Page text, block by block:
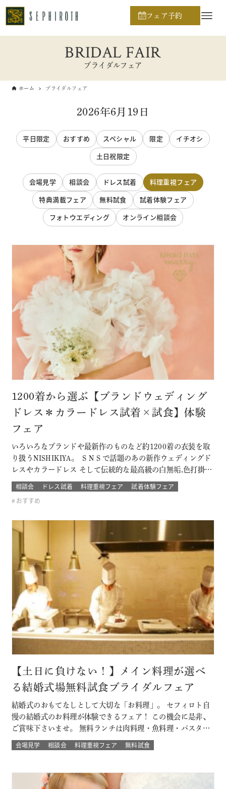
フェア予約
BRIDAL FAIR
ブライダルフェア
ホーム ブライダルフェア
2026年6月19日
平日限定 おすすめ スペシャル 限定
イチオシ
土日祝限定
会場見学 相談会 ドレス試着
料理重視フェア
特典満載フェア
無料試食
試着体験フェア
フォトウエディング
オンライン相談会
1200着から選ぶ【ブランドウェディング
ドレス＊カラードレス試着×試食】体験
フェア
いろいろなブランドや最新作のものなど約1200着の衣装を取
り扱うNISHIKIYA。 ＳＮＳで話題のあの新作ウェディングド
レスやカラードレス そして伝統的な最高級の白無垢,色打掛,本
振袖からブライズメイドの衣裳まで 衣裳のラインナップは品
質や数どちらとも県内でもトップレベル プロのドレスコーデ
ィネーターと打ち合わせをして結婚式当日の「運命の一着」
相談会 ドレス試着 料理重視フェア
試着体験フェア
おすすめ
【土日に負けない！】メイン料理が選べ
る結婚式場無料試食ブライダルフェア
結婚式のおもてなしとして大切な「お料理」。 セフィロト自
慢の結婚式のお料理が体験できるフェア！ この機会に是非、
ご賞味下さいませ。 無料ランチは肉料理・魚料理・パスタか
らお選び頂けます。 平日開催なので土日とは違ってゆっくり
人気の結婚式演出体験や結婚式場の待合室などの付帯設備も
ったお料理」。 ぜひ一度試…
会場見学 相談会 料理重視フェア 無料試食